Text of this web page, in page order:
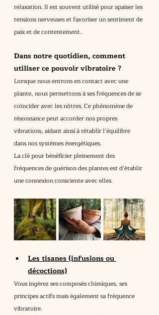
relaxation. Il est souvent utilisé pour apaiser les
tensions nerveuses et favoriser un sentiment de
paix et de contentement.
Dans notre quotidien, comment
utiliser ce pouvoir vibratoire ?
Lorsque nous entrons en contact avec une
plante, nous permettons à ses fréquences de se
coïncider avec les nôtres. Ce phénomène de
résonnance peut accorder nos propres
vibrations, aidant ainsi à rétablir l’équilibre
dans nos systèmes énergétiques.
La clé pour bénéficier pleinement des
fréquences de guérison des plantes est d’établir
une connexion consciente avec elles.
Les tisanes (infusions ou
décoctions)
Vous ingérez ses composés chimiques, ses
principes actifs mais également sa fréquence
vibratoire.